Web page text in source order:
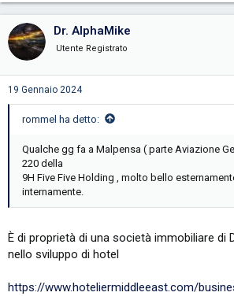
t
i
n
s
Dr. AlphaMike
Utente Registrato
19 Gennaio 2024
rommel ha detto:
Qualche gg fa a Malpensa ( parte Aviazione
220 della
9H Five Five Holding , molto bello
internamente.
È di proprietà di una società immobiliare di
nello sviluppo di hotel
https://www.hoteliermiddleeast.com/